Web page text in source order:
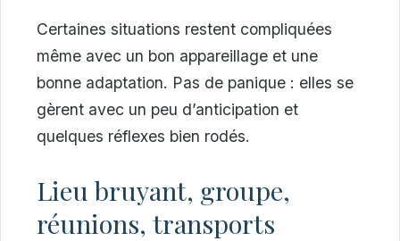
Certaines situations restent compliquées
même avec un bon appareillage et une
bonne adaptation. Pas de panique : elles se
gèrent avec un peu d’anticipation et
quelques réflexes bien rodés.
Lieu bruyant, groupe,
réunions, transports